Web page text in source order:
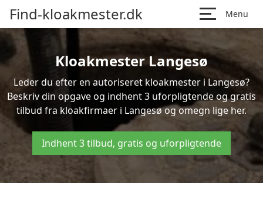
Find-kloakmester.dk Menu
Kloakmester Langesø
Leder du efter en autoriseret kloakmester i Langesø?
Beskriv din opgave og indhent 3 uforpligtende og gratis
tilbud fra kloakfirmaer i Langesø og omegn lige her.
Indhent 3 tilbud, gratis og uforpligtende